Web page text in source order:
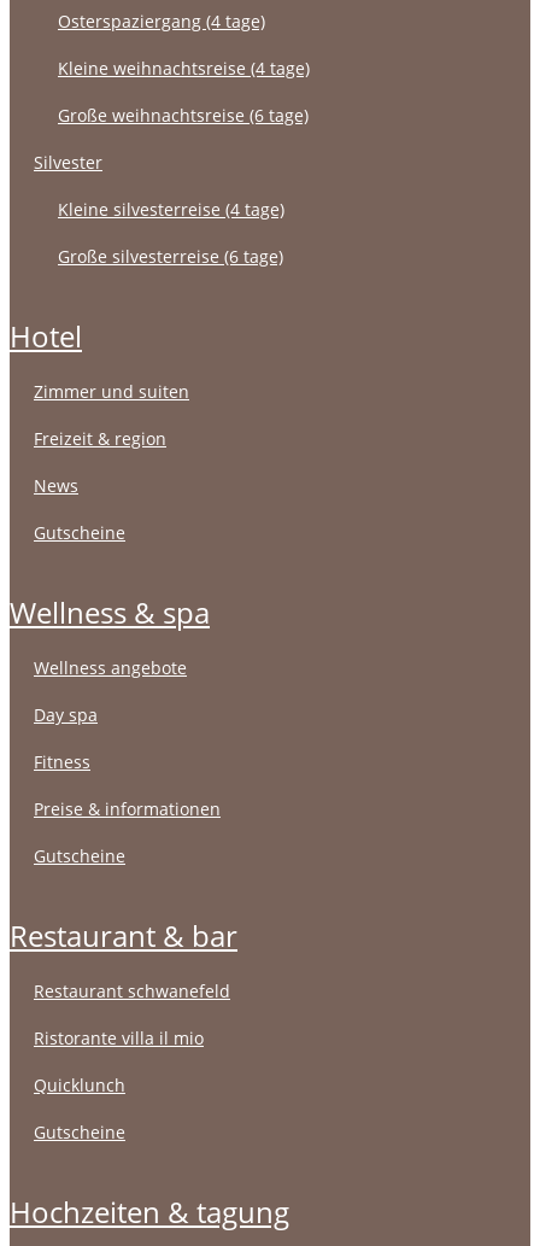
osterspaziergang (4 tage)
kleine weihnachtsreise (4 tage)
große weihnachtsreise (6 tage)
silvester
kleine silvesterreise (4 tage)
große silvesterreise (6 tage)
hotel
zimmer und suiten
freizeit & region
news
gutscheine
wellness & spa
wellness angebote
day spa
fitness
preise & informationen
gutscheine
restaurant & bar
restaurant schwanefeld
ristorante villa il mio
quicklunch
gutscheine
hochzeiten & tagung